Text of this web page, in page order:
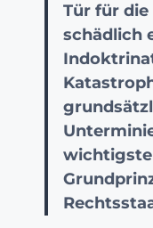
Tür für
schädlich